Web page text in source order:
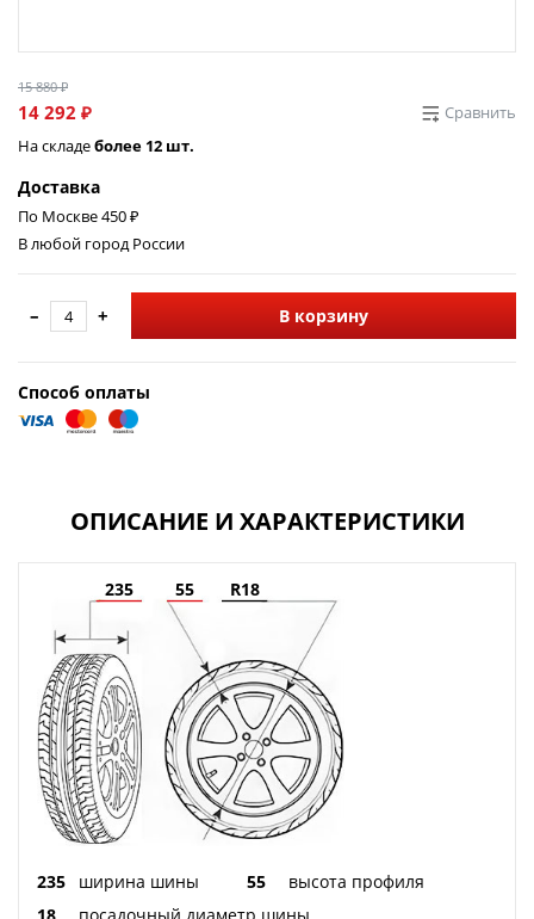
15 880 ₽
14 292 ₽
Сравнить
На складеболее 12 шт.
Доставка
По Москве 450 ₽
В любой город России
– + В корзину
Способ оплаты
ОПИСАНИЕ И ХАРАКТЕРИСТИКИ
235 55 R18
235 ширина шины 55
высота профиля